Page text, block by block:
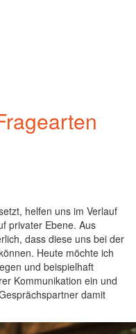
leichtes Thema – privat
helfen uns im Verlauf
privater Ebene. Aus
dass diese uns bei der
Heute möchte ich
und beispielhaft
Kommunikation ein und
damit